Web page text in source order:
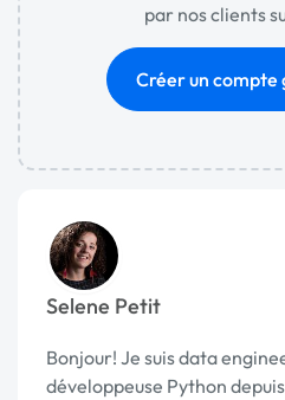
par nos clients
Créer un
Selene Petit
Bonjour! Je suis data
développeuse Python